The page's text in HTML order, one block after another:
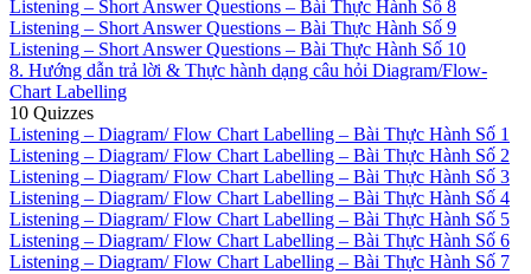
Listening – Short Answer Questions – Bài Thực Hành Số 8
Listening – Short Answer Questions – Bài Thực Hành Số 9
Listening – Short Answer Questions – Bài Thực Hành Số 10
8. Hướng dẫn trả lời & Thực hành dạng câu hỏi Diagram/Flow-
Chart Labelling
10 Quizzes
Listening – Diagram/ Flow Chart Labelling – Bài Thực Hành Số 1
Listening – Diagram/ Flow Chart Labelling – Bài Thực Hành Số 2
Listening – Diagram/ Flow Chart Labelling – Bài Thực Hành Số 3
Listening – Diagram/ Flow Chart Labelling – Bài Thực Hành Số 4
Listening – Diagram/ Flow Chart Labelling – Bài Thực Hành Số 5
Listening – Diagram/ Flow Chart Labelling – Bài Thực Hành Số 6
Listening – Diagram/ Flow Chart Labelling – Bài Thực Hành Số 7